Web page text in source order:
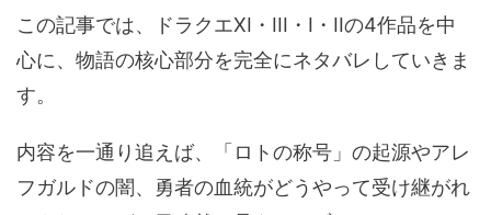
この記事では、ドラクエXI・III・I・IIの4作品を中
心に、物語の核心部分を完全にネタバレしていきま
す。
内容を一通り追えば、「ロトの称号」の起源やアレ
フガルドの闇、勇者の血統がどうやって受け継がれ